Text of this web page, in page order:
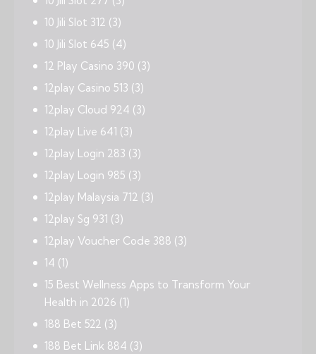
10 Jili Slot 312 (3)
10 Jili Slot 645 (4)
12 Play Casino 390 (3)
12play Casino 513 (3)
12play Cloud 924 (3)
12play Live 641 (3)
12play Login 283 (3)
12play Login 985 (3)
12play Malaysia 712 (3)
12play Sg 931 (3)
12play Voucher Code 388 (3)
14 (1)
15 Best Wellness Apps to Transform Your
Health in 2026 (1)
188 Bet 522 (3)
188 Bet Link 884 (3)